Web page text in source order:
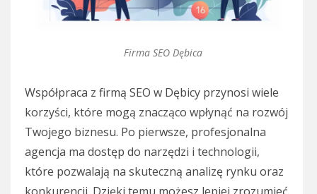
Firma SEO Dębica
Współpraca z firmą SEO w Dębicy przynosi wiele
korzyści, które mogą znacząco wpłynąć na rozwój
Twojego biznesu. Po pierwsze, profesjonalna
agencja ma dostęp do narzędzi i technologii,
które pozwalają na skuteczną analizę rynku oraz